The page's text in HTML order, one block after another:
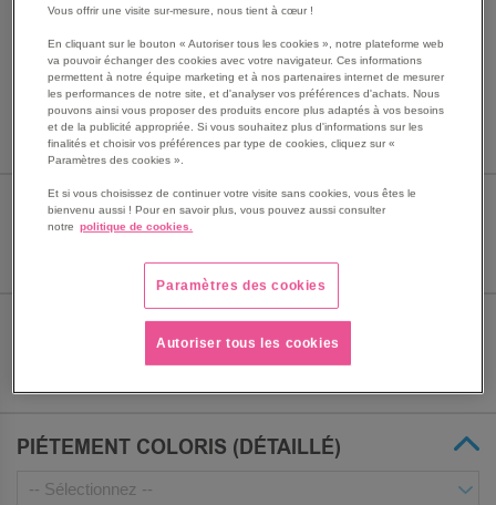
BEGINNING
IMAGES
GALLERY
Dossier et assise rivetés.
Réalisée en hêtre multiplis verni époxy.
Voir le descriptif complet
TAILLE MOBILIER
ASSISE LARGEUR
PIÉTEMENT COLORIS (DÉTAILLÉ)
Vous offrir une visite sur-mesure, nous tient à cœur !
En cliquant sur le bouton « Autoriser tous les cookies », notre plateforme web
va pouvoir échanger des cookies avec votre navigateur. Ces informations
permettent à notre équipe marketing et à nos partenaires internet de mesurer
les performances de notre site, et d'analyser vos préférences d'achats. Nous
pouvons ainsi vous proposer des produits encore plus adaptés à vos besoins
et de la publicité appropriée. Si vous souhaitez plus d'informations sur les
finalités et choisir vos préférences par type de cookies, cliquez sur «
Paramètres des cookies ».
Et si vous choisissez de continuer votre visite sans cookies, vous êtes le
bienvenu aussi ! Pour en savoir plus, vous pouvez aussi consulter
notre politique de cookies.
Paramètres des cookies
Autoriser tous les cookies